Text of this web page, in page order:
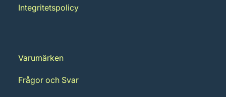
Integritetspolicy
Varumärken
Frågor och Svar